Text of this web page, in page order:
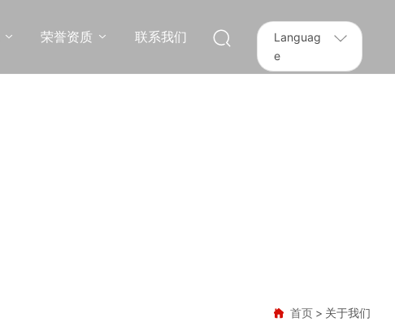
荣誉资质 联系我们
Languag
e
首页 关于我们